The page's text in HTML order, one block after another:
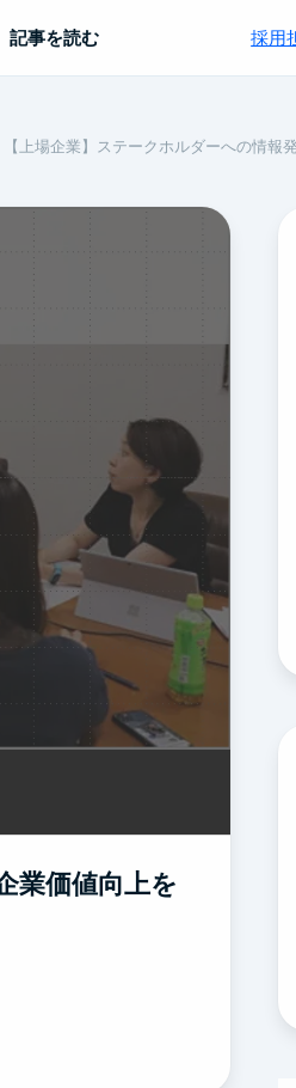
記事を読む 採用
【上場企業】ステークホルダーへの情
業価値向上を